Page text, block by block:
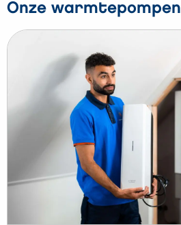
Onze warmtepompen
Lees
warmtepomp